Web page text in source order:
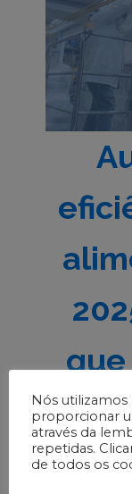
que
2025 se
para
meio
Nós utilizamos
proporcionar
através da
repetidas.
de todos os